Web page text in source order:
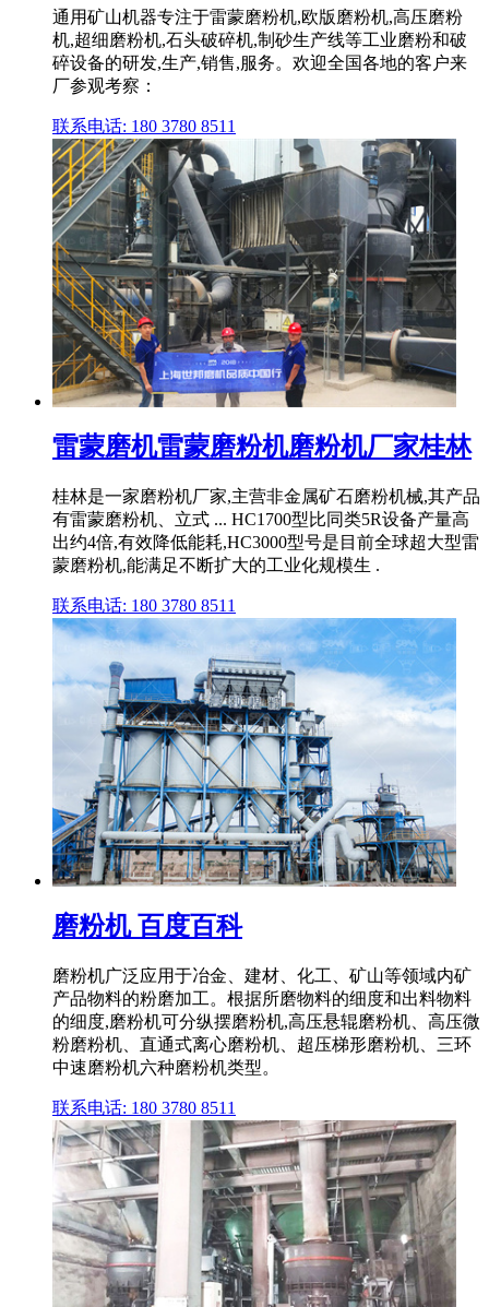
通用矿山机器专注于雷蒙磨粉机,欧版磨粉机,高压磨粉
机,超细磨粉机,石头破碎机,制砂生产线等工业磨粉和破
碎设备的研发,生产,销售,服务。欢迎全国各地的客户来
厂参观考察：
联系电话: 180 3780 8511
雷蒙磨机雷蒙磨粉机磨粉机厂家桂林
桂林是一家磨粉机厂家,主营非金属矿石磨粉机械,其产品
有雷蒙磨粉机、立式 ... HC1700型比同类5R设备产量高
出约4倍,有效降低能耗,HC3000型号是目前全球超大型雷
蒙磨粉机,能满足不断扩大的工业化规模生 .
联系电话: 180 3780 8511
磨粉机 百度百科
磨粉机广泛应用于冶金、建材、化工、矿山等领域内矿
产品物料的粉磨加工。根据所磨物料的细度和出料物料
的细度,磨粉机可分纵摆磨粉机,高压悬辊磨粉机、高压微
粉磨粉机、直通式离心磨粉机、超压梯形磨粉机、三环
中速磨粉机六种磨粉机类型。
联系电话: 180 3780 8511